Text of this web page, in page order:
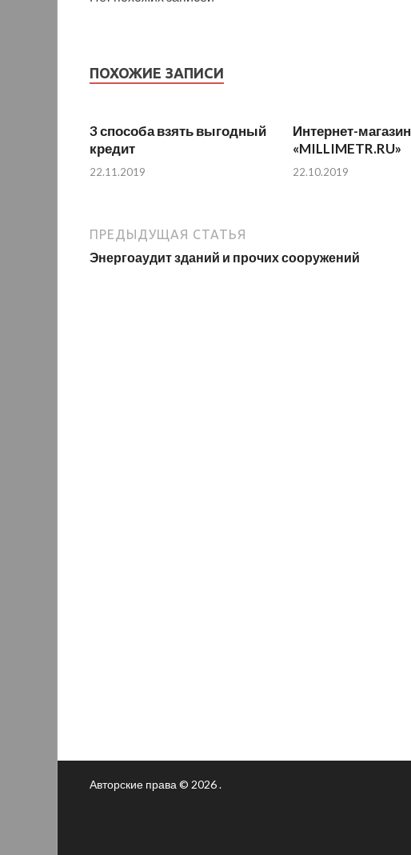
ПОХОЖИЕ ЗАПИСИ
3 способа взять выгодный
кредит
22.11.2019
Интернет-магазин
«MILLIMETR.RU»
22.10.2019
ПРЕДЫДУЩАЯ СТАТЬЯ
Энергоаудит зданий и прочих сооружений
Авторские права © 2026 .